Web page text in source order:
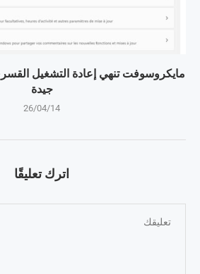
مايكروسوفت تنهي إعادة التشغيل
جيدة
26/04/14
اترك تعليقًا